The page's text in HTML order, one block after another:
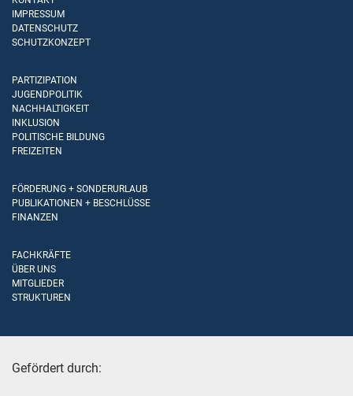
IMPRESSUM
DATENSCHUTZ
SCHUTZKONZEPT
PARTIZIPATION
JUGENDPOLITIK
NACHHALTIGKEIT
INKLUSION
POLITISCHE BILDUNG
FREIZEITEN
FÖRDERUNG + SONDERURLAUB
PUBLIKATIONEN + BESCHLÜSSE
FINANZEN
FACHKRÄFTE
ÜBER UNS
MITGLIEDER
STRUKTUREN
Gefördert durch: